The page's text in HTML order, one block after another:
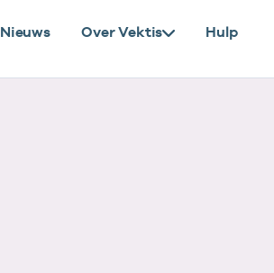
Nieuws Over Vektis Hulp